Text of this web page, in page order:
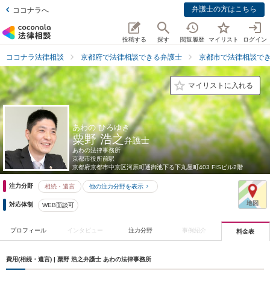
ココナラへ 弁護士の方はこちら
投稿する 探す 閲覧履歴 マイリスト ログイン
ココナラ法律相談 京都府で法律相談できる弁護士 京都市で法律相談で
マイリストに入れる
あわの ひろゆき
粟野 浩之弁護士
あわの法律事務所
京都市役所前駅
京都府京都市中京区河原町通御池下る下丸屋町403 FISビル2階
注力分野 相続・遺言 他の注力分野を表示
対応体制 WEB面談可
プロフィール インタビュー 注力分野 事例紹介 料金表
費用(相続・遺言) | 粟野 浩之弁護士 あわの法律事務所